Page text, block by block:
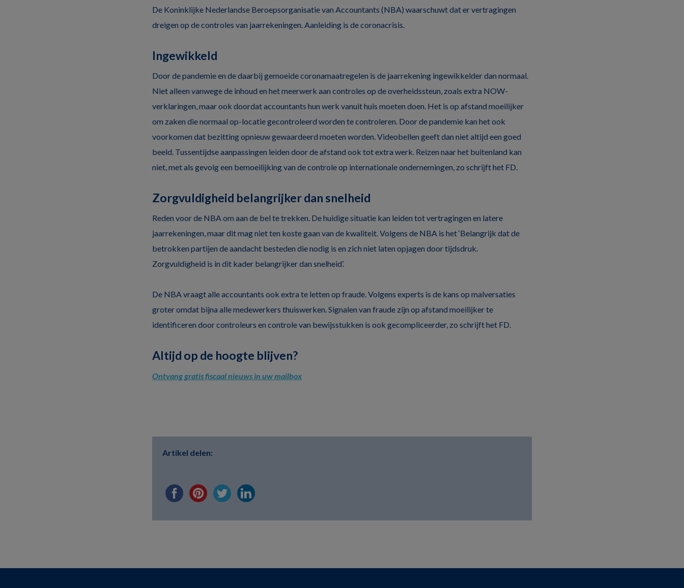
De Koninklijke Nederlandse Beroepsorganisatie van Accountants (NBA) waarschuwt dat er vertragingen
dreigen op de controles van jaarrekeningen. Aanleiding is de coronacrisis.
Ingewikkeld
Door de pandemie en de daarbij gemoeide coronamaatregelen is de jaarrekening ingewikkelder dan normaal.
Niet alleen vanwege de inhoud en het meerwerk aan controles op de overheidssteun, zoals extra NOW-
verklaringen, maar ook doordat accountants hun werk vanuit huis moeten doen. Het is op afstand moeilijker
om zaken die normaal op-locatie gecontroleerd worden te controleren. Door de pandemie kan het ook
voorkomen dat bezitting opnieuw gewaardeerd moeten worden. Videobellen geeft dan niet altijd een goed
beeld. Tussentijdse aanpassingen leiden door de afstand ook tot extra werk. Reizen naar het buitenland kan
niet, met als gevolg een bemoeilijking van de controle op internationale ondernemingen, zo schrijft het FD.
Zorgvuldigheid belangrijker dan snelheid
Reden voor de NBA om aan de bel te trekken. De huidige situatie kan leiden tot vertragingen en latere
jaarrekeningen, maar dit mag niet ten koste gaan van de kwaliteit. Volgens de NBA is het ‘Belangrijk dat de
betrokken partijen de aandacht besteden die nodig is en zich niet laten opjagen door tijdsdruk.
Zorgvuldigheid is in dit kader belangrijker dan snelheid’.
De NBA vraagt alle accountants ook extra te letten op fraude. Volgens experts is de kans op malversaties
groter omdat bijna alle medewerkers thuiswerken. Signalen van fraude zijn op afstand moeilijker te
identificeren door controleurs en controle van bewijsstukken is ook gecompliceerder, zo schrijft het FD.
Altijd op de hoogte blijven?
Ontvang gratis fiscaal nieuws in uw mailbox
Artikel delen: